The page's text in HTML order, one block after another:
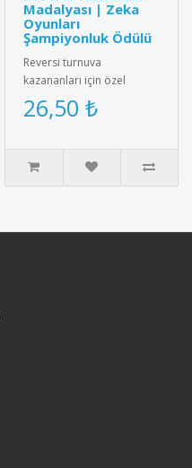
Madalyası | Zeka
Oyunları
Şampiyonluk Ödülü
Reversi turnuva
kazananları için özel
tasarım madalya. Strateji
ve zeka oyunları başarısını
26,50 ₺